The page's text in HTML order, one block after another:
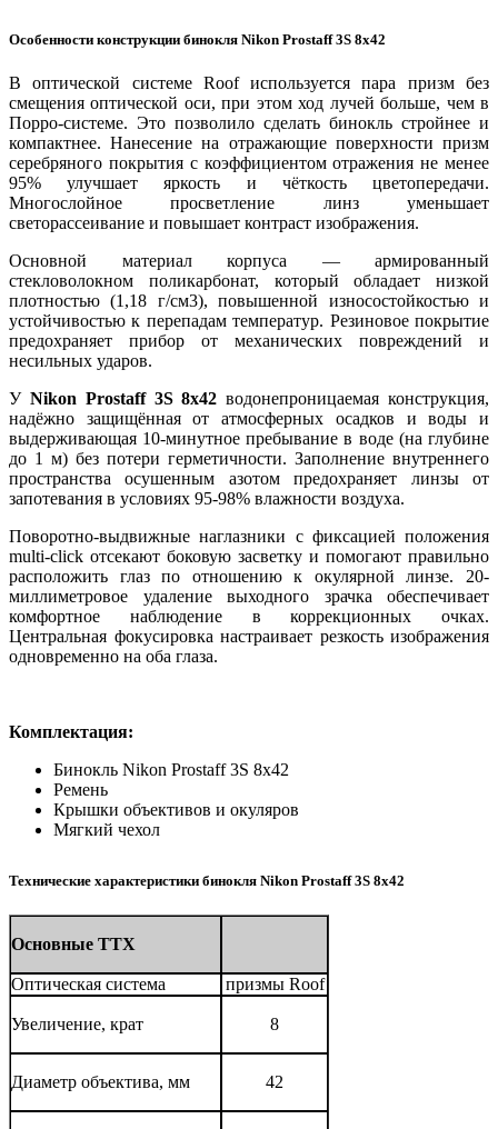
Особенности конструкции бинокля Nikon Prostaff 3S 8x42
В оптической системе Roof используется пара призм без
смещения оптической оси, при этом ход лучей больше, чем в
Порро-системе. Это позволило сделать бинокль стройнее и
компактнее. Нанесение на отражающие поверхности призм
серебряного покрытия с коэффициентом отражения не менее
95% улучшает яркость и чёткость цветопередачи.
Многослойное просветление линз уменьшает
светорассеивание и повышает контраст изображения.
Основной материал корпуса — армированный
стекловолокном поликарбонат, который обладает низкой
плотностью (1,18 г/см3), повышенной износостойкостью и
устойчивостью к перепадам температур. Резиновое покрытие
предохраняет прибор от механических повреждений и
несильных ударов.
У Nikon Prostaff 3S 8x42 водонепроницаемая конструкция,
надёжно защищённая от атмосферных осадков и воды и
выдерживающая 10-минутное пребывание в воде (на глубине
до 1 м) без потери герметичности. Заполнение внутреннего
пространства осушенным азотом предохраняет линзы от
запотевания в условиях 95-98% влажности воздуха.
Поворотно-выдвижные наглазники с фиксацией положения
multi-click отсекают боковую засветку и помогают правильно
расположить глаз по отношению к окулярной линзе. 20-
миллиметровое удаление выходного зрачка обеспечивает
комфортное наблюдение в коррекционных очках.
Центральная фокусировка настраивает резкость изображения
одновременно на оба глаза.
Комплектация:
Бинокль Nikon Prostaff 3S 8x42
Ремень
Крышки объективов и окуляров
Мягкий чехол
Технические характеристики бинокля Nikon Prostaff 3S 8x42
Основные ТТХ
Оптическая система призмы Roof
Увеличение, крат 8
Диаметр объектива, мм 42